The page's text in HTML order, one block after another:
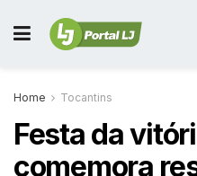
Home Tocantins
Festa da
comemora